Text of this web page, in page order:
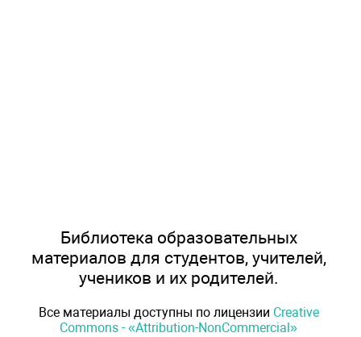
Библиотека образовательных
материалов для студентов, учителей,
учеников и их родителей.
Все материалы доступны по лицензии Creative
Commons - «Attribution-NonCommercial»